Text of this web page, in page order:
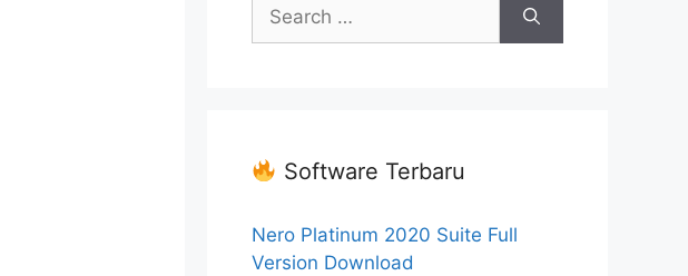
for:
Software Terbaru
Nero Platinum 2020 Suite Full
Version Download